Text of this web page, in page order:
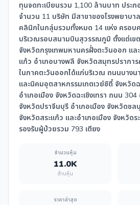
ทุนจดทะเบียนรวม 1,100 ล้านบาท ประ
จำนวน 11 บริษัท มีสาขาของโรงพยาบ
คลินิกในกลุ่มรวมทั้งหมด 14 แห่ง ครอบ
บริเวณรอบสนามบินสุวรรณภูมิ ตั้งแต่เขต
จังหวัดกรุงเทพมหานครฝั่งตะวันออก แ
แก้ว อำเภอบางพลี จังหวัดสมุทรปรากา
ในภาคตะวันออกได้แก่บริเวณ ถนนบางน
และนิคมอุตสาหกรรมเกตเวย์ซิตี้ จังหวัด
อำเภอเมือง จังหวัดฉะเชิงเทรา ถนน
จังหวัดปราจีนบุรี อำเภอเมือง จังหวัดชล
จังหวัดสระแก้ว และอำเภอเมือง จังหวัด
รองรับผู้ป่วยรวม 793 เตียง
จำนวนหุ้น
11.0K
ล้านหุ้น
ราคาล่าสุด